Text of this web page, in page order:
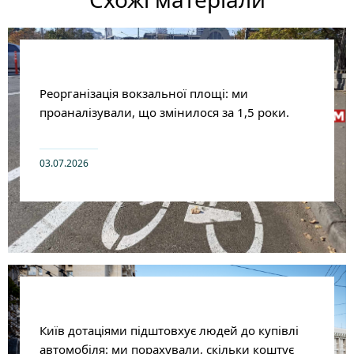
Реорганізація вокзальної площі: ми
проаналізували, що змінилося за 1,5 роки.
03.07.2026
Київ дотаціями підштовхує людей до купівлі
автомобіля: ми порахували, скільки коштує